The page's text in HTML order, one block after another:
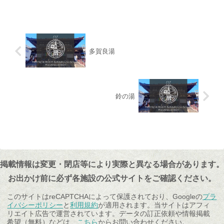
多賀良湯
鈴の湯
掲載情報は変更・閉店等により実際と異なる場合があります。
お出かけ前に必ず各施設の公式サイトをご確認ください。
このサイトはreCAPTCHAによって保護されており、Googleのプラ
イバシーポリシーと利用規約が適用されます。当サイトはアフィ
リエイト広告で運営されています。データの訂正依頼や情報掲載
希望（無料）などは、
こちらからお問い合わせください。